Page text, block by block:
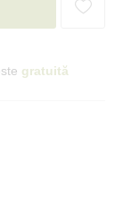
gratuită